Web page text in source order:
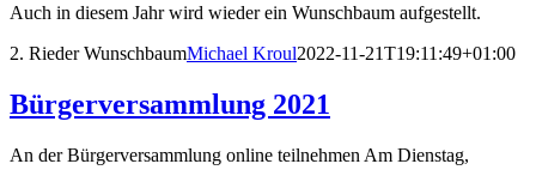
Auch in diesem Jahr wird wieder ein Wunschbaum aufgestellt.
2. Rieder WunschbaumMichael Kroul2022-11-21T19:11:49+01:00
Bürgerversammlung 2021
An der Bürgerversammlung online teilnehmen Am Dienstag,